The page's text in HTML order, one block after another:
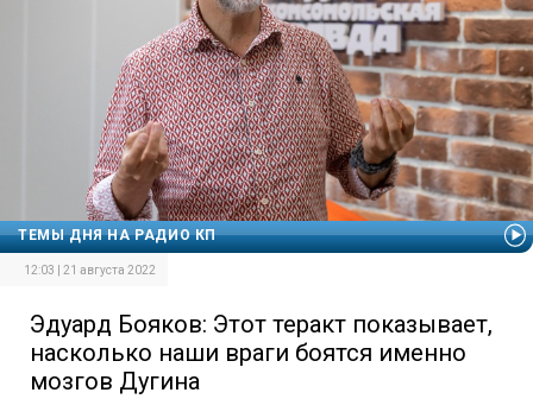
ТЕМЫ ДНЯ НА РАДИО КП
12:03 | 21 августа 2022
Эдуард Бояков: Этот теракт показывает,
насколько наши враги боятся именно
мозгов Дугина